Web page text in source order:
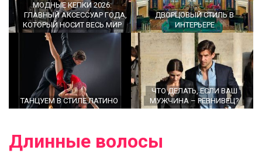
МОДНЫЕ КЕПКИ 2026:
ГЛАВНЫЙ АКСЕССУАР ГОДА,
КОТОРЫЙ НОСИТ ВЕСЬ МИР
ДВОРЦОВЫЙ СТИЛЬ В
ИНТЕРЬЕРЕ
ТАНЦУЕМ В СТИЛЕ ЛАТИНО
ЧТО ДЕЛАТЬ, ЕСЛИ ВАШ
МУЖЧИНА – РЕВНИВЕЦ?
Длинные волосы